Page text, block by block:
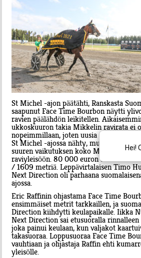
St Michel -ajon päätähti, Ranskasta
saapunut Face Time Bourbon näytti
ravien päälähdön leikitellen.
ukkoskuuron takia Mikkelin ravirata ei
nopeimmillaan, joten uusia maailman-
St Michel -ajossa nähty, mutta Face
suuren vaikutuksen koko Mikkelissä
raviyleisöön. 80 000 euron arvoinen
/ 1609 metriä. Leppävirtalaisen Timo
Next Direction oli parhaana
ajossa.
Eric Raffinin ohjastama Face Time
ensimmäiset metrit tarkkaillen, ja
Direction kiihdytti keulapaikalle. Iikka
Next Direction sai etusuoralla
joka painui keulaan, kun valjakot
takasuoraa. Loppusuoraa Face Time
vauhtiaan ja ohjastaja Raffin ehti
yleisölle.